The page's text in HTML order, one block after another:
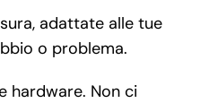
adattate alle tue
o problema.
hardware. Non ci